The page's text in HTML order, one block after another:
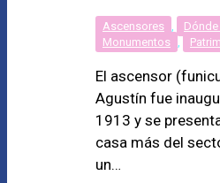
Ascensores Dónde
Monumentos
El ascensor
Agustín fue
1913 y se
casa más del
un…